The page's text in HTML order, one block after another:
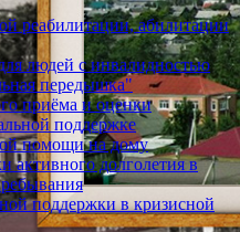
реабилитации, абилитации
людей с инвалидностью
передышка"
приёма и оценки
поддержке
помощи на дому
активного долголетия в
поддержки в кризисной